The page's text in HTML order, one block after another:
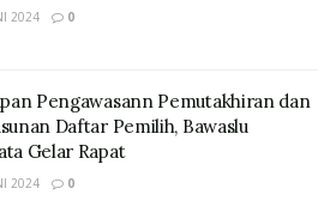
2024 0
Pengawasann Pemutakhiran dan
Daftar Pemilih, Bawaslu
Gelar Rapat
2024 0